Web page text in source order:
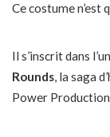
Ce costume n’est
Il s’inscrit dans
Rounds, la saga
Power